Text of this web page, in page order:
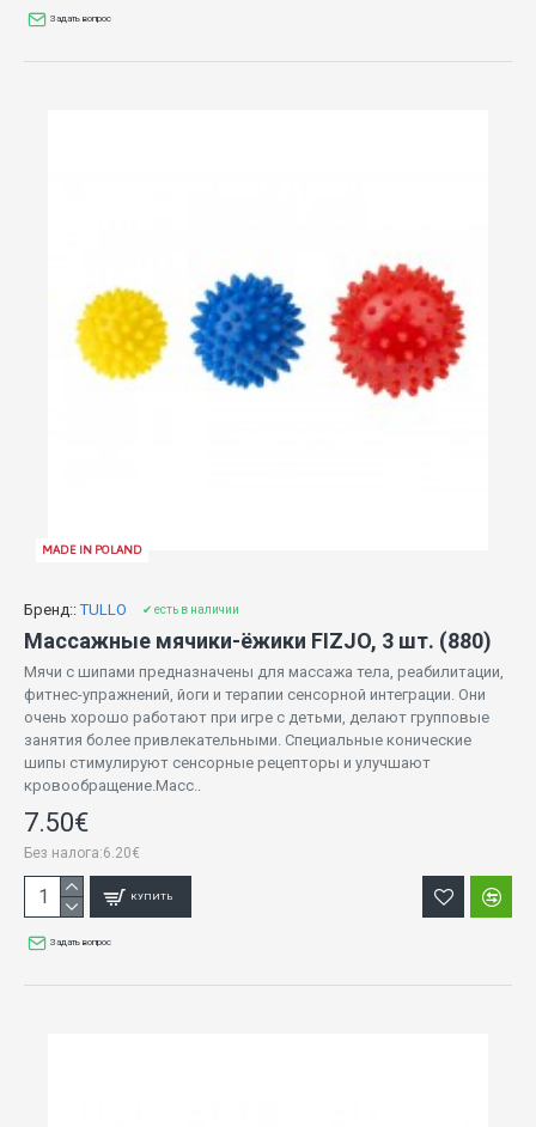
Задать вопрос
MADE IN POLAND
Бренд:: TULLO ✔ есть в наличии
Массажные мячики-ёжики FIZJO, 3 шт. (880)
Мячи с шипами предназначены для массажа тела, реабилитации,
фитнес-упражнений, йоги и терапии сенсорной интеграции. Они
очень хорошо работают при игре с детьми, делают групповые
занятия более привлекательными. Специальные конические
шипы стимулируют сенсорные рецепторы и улучшают
кровообращение.Масс..
7.50€
Без налога:6.20€
КУПИТЬ
Задать вопрос